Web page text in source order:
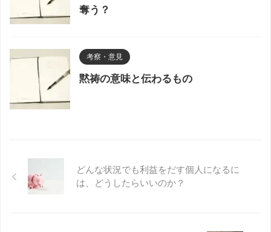
奪う？
考察・意見
黙祷の意味と伝わるもの
どんな状況でも利益をだす個人になるに
は、どうしたらいいのか？